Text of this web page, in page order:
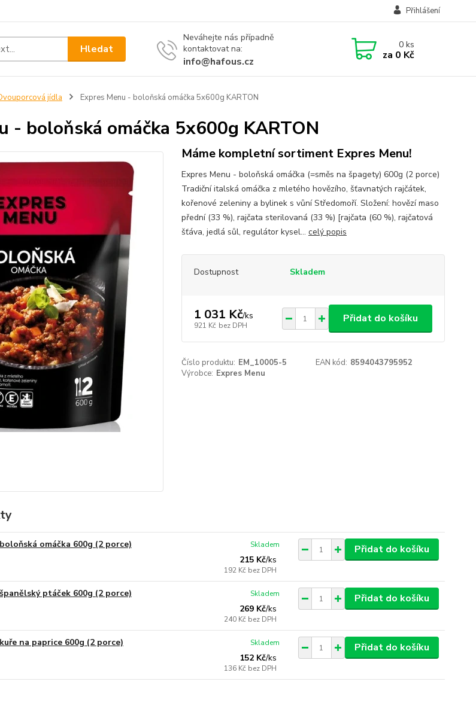
Přihlášení
Hledat
Neváhejte nás případně
kontaktovat na:
info@hafous.cz
0ks
za 0 Kč
jídla Expres Menu - boloňská omáčka 5x600g KARTON
- boloňská omáčka 5x600g KARTON
Máme kompletní sortiment Expres Menu!
Expres Menu - boloňská omáčka (=směs na špagety) 600g (2 porce)
Tradiční italská omáčka z mletého hovězího, šťavnatých rajčátek,
kořenové zeleniny a bylinek s vůní Středomoří. Složení: hovězí maso
přední (33 %), rajčata sterilovaná (33 %) [rajčata (60 %), rajčatová
šťáva, jedlá sůl, regulátor kysel... celý popis
Dostupnost Skladem
1 031 Kč/ks
921 Kč bez DPH
Přidat do košíku
Číslo produktu: EM_10005-5 EAN kód: 8594043795952
Výrobce: Expres Menu
omáčka 600g (2 porce)
215 Kč/ks
192 Kč bez DPH
Skladem Přidat do košíku
ptáček 600g (2 porce)
269 Kč/ks
240 Kč bez DPH
Skladem Přidat do košíku
na paprice 600g (2 porce)
152 Kč/ks
136 Kč bez DPH
Skladem Přidat do košíku